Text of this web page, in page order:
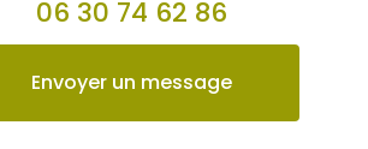
06 30 74 62 86
Envoyer un message